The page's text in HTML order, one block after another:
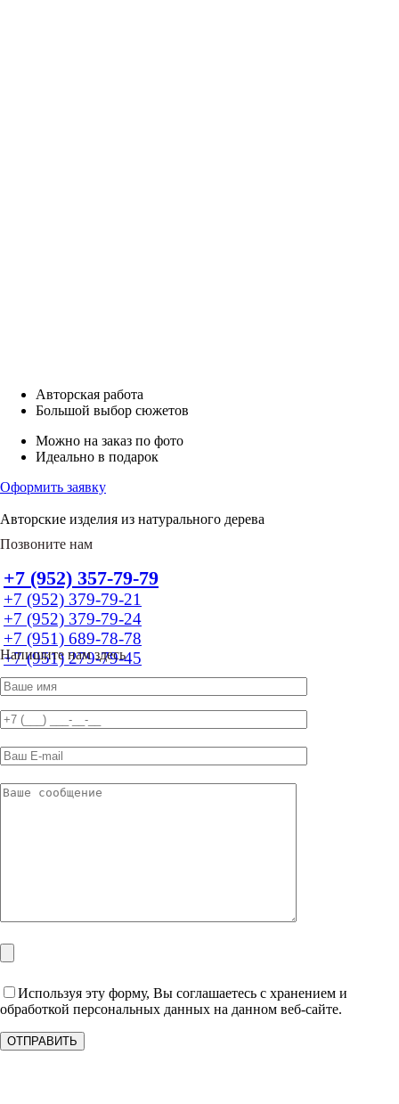
Авторская работа
Большой выбор сюжетов
Можно на заказ по фото
Идеально в подарок
Оформить заявку
Авторские изделия из натурального дерева
Позвоните нам
+7 (952) 357-79-79
+7 (952) 379-79-21
+7 (952) 379-79-24
+7 (951) 689-78-78
+7 (951) 279-79-45
Напишите нам здесь
Используя эту форму, Вы соглашаетесь с хранением и
обработкой персональных данных на данном веб-сайте.